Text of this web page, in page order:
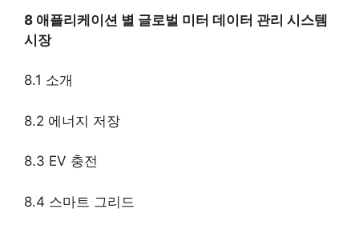
8 애플리케이션 별 글로벌 미터 데이터 관리 시스템
시장
8.1 소개
8.2 에너지 저장
8.3 EV 충전
8.4 스마트 그리드